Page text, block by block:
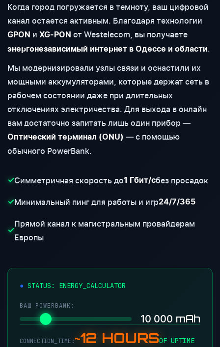
Когда город погружается в темноту, ваш цифровой
канал остается активным. Благодаря технологии
GPON и XG-PON от Westelecom, вы получаете
энергонезависимый интернет в Одессе и области.
Мы модернизировали узлы связи и оснастили их
мощными аккумуляторами, которые держат сеть в
рабочем состоянии даже при длительных
отключениях электричества. Для выхода в онлайн
вам достаточно запитать лишь один прибор —
Оптический терминал (ONU) — с помощью
обычного PowerBank.
✓Симметричная скорость до1 Гбит/сбез просадок
✓Минимальный пинг для работы и игр24/7/365
✓
Прямой канал к магистральным провайдерам
Европы
● STATUS: ENERGY_CALCULATOR
ВАШ POWERBANK:
10 000 mAh
CONNECTION_TIME:~12 HOURSOF UPTIME